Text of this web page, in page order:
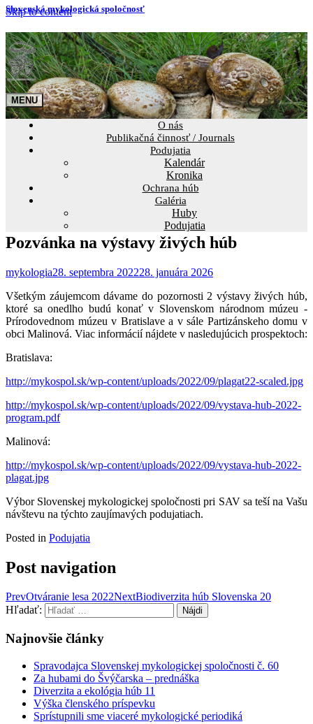
Skip to content
Slovenská mykologická spoločnosť
O nás
Publikačná činnosť / Journals
Podujatia
Kalendár
Kronika
Ochrana húb
Galéria
Huby
Podujatia
Pozvánka na výstavy živých húb
mykologia28. septembra 202228. januára 2026
Všetkým záujemcom dávame do pozornosti 2 výstavy živých húb,
ktoré sa onedlho budú konať v Slovenskom národnom múzeu -
Prírodovednom múzeu v Bratislave a v sále Partizánskeho domu v
obci Malinová. Viac informácií nájdete v nasledujúcich prospektoch:
Bratislava:
http://mykospol.sk/wp-content/uploads/2022/09/plagat22-scaled.jpg
http://mykospol.sk/wp-content/uploads/2022/09/vystava-hub-2022-
program.pdf
Malinová:
http://mykospol.sk/wp-content/uploads/2022/09/vystava-hub-2022-
plagat.jpg
Výbor Slovenskej mykologickej spoločnosti pri SAV sa teší na Vašu
návštevu na týchto zaujímavých podujatiach.
Posted in Podujatia
Post navigation
PrevOtváranie lesa 2022NextBiodiverzita húb Slovenska 20
Hľadať:
Najnovšie články
Spravodajca Slovenskej mykologickej spoločnosti č. 60
Za hubami do Švýčarska – prednáška
Diverzita a ekológia húb 11
Výška členského príspevku
Sprístupnili sme viaceré mykologické periodiká